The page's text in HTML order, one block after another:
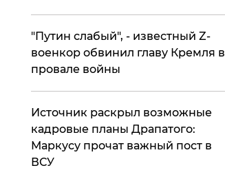
​"Путин слабый", - известный Z-
военкор обвинил главу Кремля в
провале войны
​Источник раскрыл возможные
кадровые планы Драпатого:
Маркусу прочат важный пост в
ВСУ